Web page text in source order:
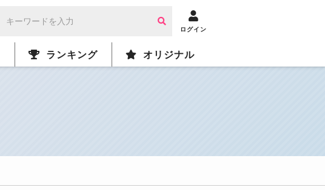
ログイン
ランキング オリジナル